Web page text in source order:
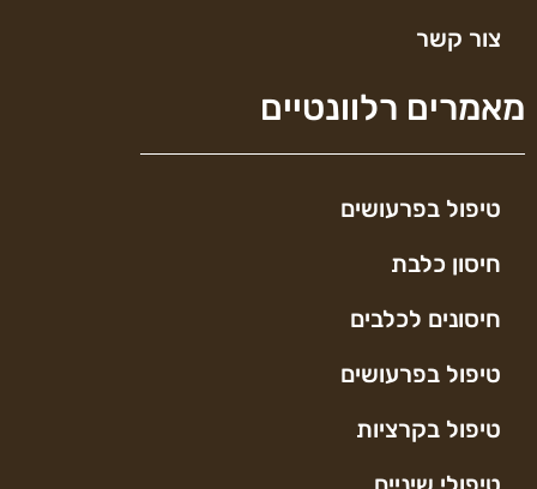
צור קשר
מאמרים רלוונטיים
טיפול בפרעושים
חיסון כלבת
חיסונים לכלבים
טיפול בפרעושים
טיפול בקרציות